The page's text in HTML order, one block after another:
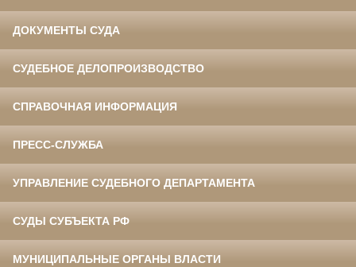
ДОКУМЕНТЫ СУДА
СУДЕБНОЕ ДЕЛОПРОИЗВОДСТВО
СПРАВОЧНАЯ ИНФОРМАЦИЯ
ПРЕСС-СЛУЖБА
УПРАВЛЕНИЕ СУДЕБНОГО ДЕПАРТАМЕНТА
СУДЫ СУБЪЕКТА РФ
МУНИЦИПАЛЬНЫЕ ОРГАНЫ ВЛАСТИ